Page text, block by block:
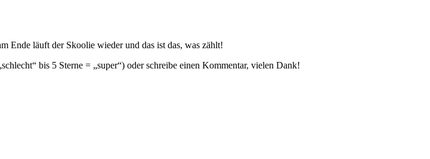
Ende läuft der Skoolie wieder und das ist das, was zählt!
bis 5 Sterne = „super“) oder schreibe einen Kommentar, vielen Dank!